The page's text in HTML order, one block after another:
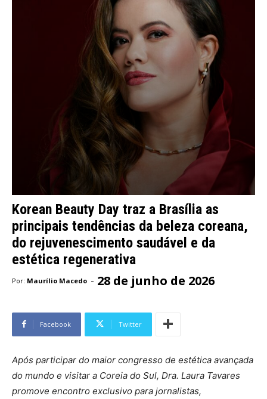
Korean Beauty Day traz a Brasília as
principais tendências da beleza coreana,
do rejuvenescimento saudável e da
estética regenerativa
Por: Maurílio Macedo - 28 de junho de 2026
Facebook Twitter
Após participar do maior congresso de estética avançada
do mundo e visitar a Coreia do Sul, Dra. Laura Tavares
promove encontro exclusivo para jornalistas,